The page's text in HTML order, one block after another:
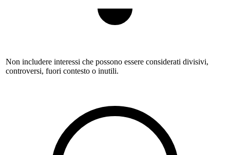
Non includere interessi che possono essere considerati divisivi,
controversi, fuori contesto o inutili.